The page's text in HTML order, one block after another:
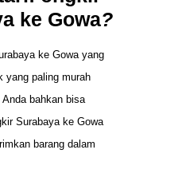
ke Gowa?
ke Gowa yang
yang paling murah
bahkan bisa
Surabaya ke Gowa
barang dalam